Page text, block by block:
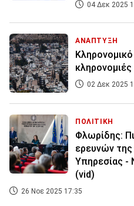
04 Δεκ 2025
ΑΝΑΠΤΥΞΗ
Κληρονομικό
κληρονομιές
02 Δεκ 2025
ΠΟΛΙΤΙΚΗ
Φλωρίδης:
ερευνών της
Υπηρεσίας -
(vid)
26 Νοε 2025 17:35